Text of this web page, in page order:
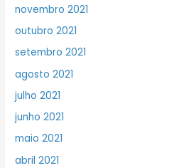
novembro 2021
outubro 2021
setembro 2021
agosto 2021
julho 2021
junho 2021
maio 2021
abril 2021